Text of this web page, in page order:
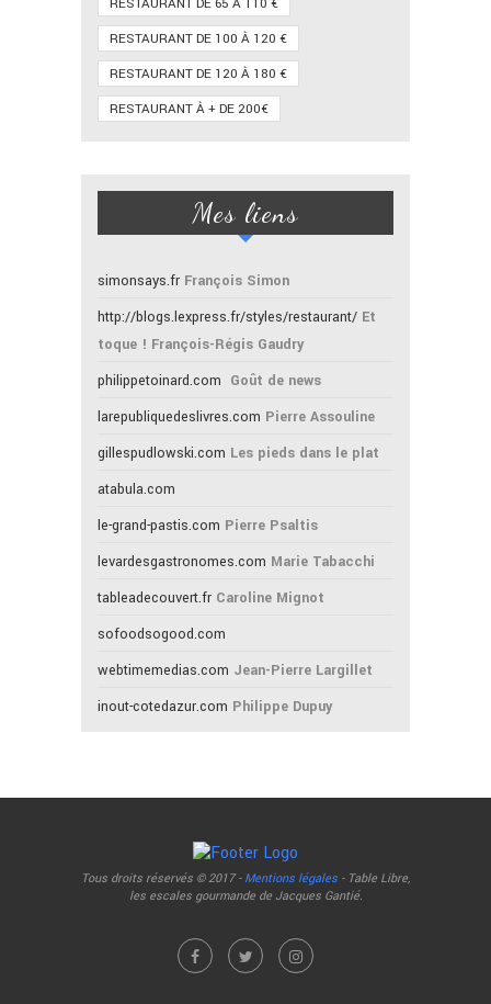
RESTAURANT DE 100 À 120 €
RESTAURANT DE 120 À 180 €
RESTAURANT À + DE 200€
Mes liens
simonsays.fr François Simon
http://blogs.lexpress.fr/styles/restaurant/ Et
toque ! François-Régis Gaudry
philippetoinard.com Goût de news
larepubliquedeslivres.com Pierre Assouline
gillespudlowski.com Les pieds dans le plat
atabula.com
le-grand-pastis.com Pierre Psaltis
levardesgastronomes.com Marie Tabacchi
tableadecouvert.fr Caroline Mignot
sofoodsogood.com
webtimemedias.com Jean-Pierre Largillet
inout-cotedazur.com Philippe Dupuy
Tous droits réservés © 2017 - Mentions légales - Table Libre,
les escales gourmande de Jacques Gantié.